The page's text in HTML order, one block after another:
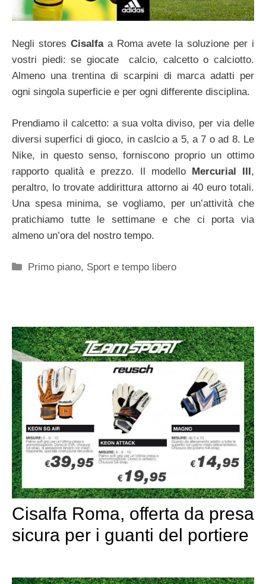
Negli stores Cisalfaa Roma avete la soluzione per i
vostri piedi: se giocate calcio, calcetto o calciotto.
Almeno una trentina di scarpini di marca adatti per
ogni singola superficie e per ogni differente disciplina.
Prendiamo il calcetto: a sua volta diviso, per via delle
diversi superfici di gioco, in caslcio a 5, a 7 o ad 8. Le
Nike, in questo senso, forniscono proprio un ottimo
rapporto qualità e prezzo. Il modello Mercurial III,
peraltro, lo trovate addirittura attorno ai 40 euro totali.
Una spesa minima, se vogliamo, per un’attività che
pratichiamo tutte le settimane e che ci porta via
almeno un’ora del nostro tempo.
Categorie
Primo piano, Sport e tempo libero
Cisalfa Roma, offerta da presa
sicura per i guanti del portiere